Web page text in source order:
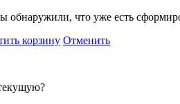
что уже есть
корзину Отменить